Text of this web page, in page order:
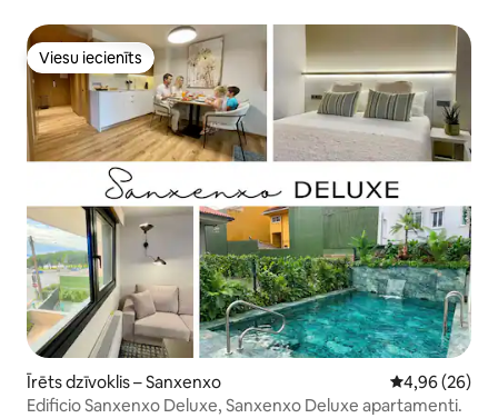
Viesu iecienīts
Viesu iecienīts
Īrēts dzīvoklis – Sanxenxo Vidējais
4,96 (26)
Edificio Sanxenxo Deluxe, Sanxenxo Deluxe apartamenti.